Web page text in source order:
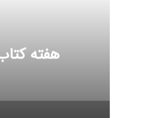
هفته کتاب و